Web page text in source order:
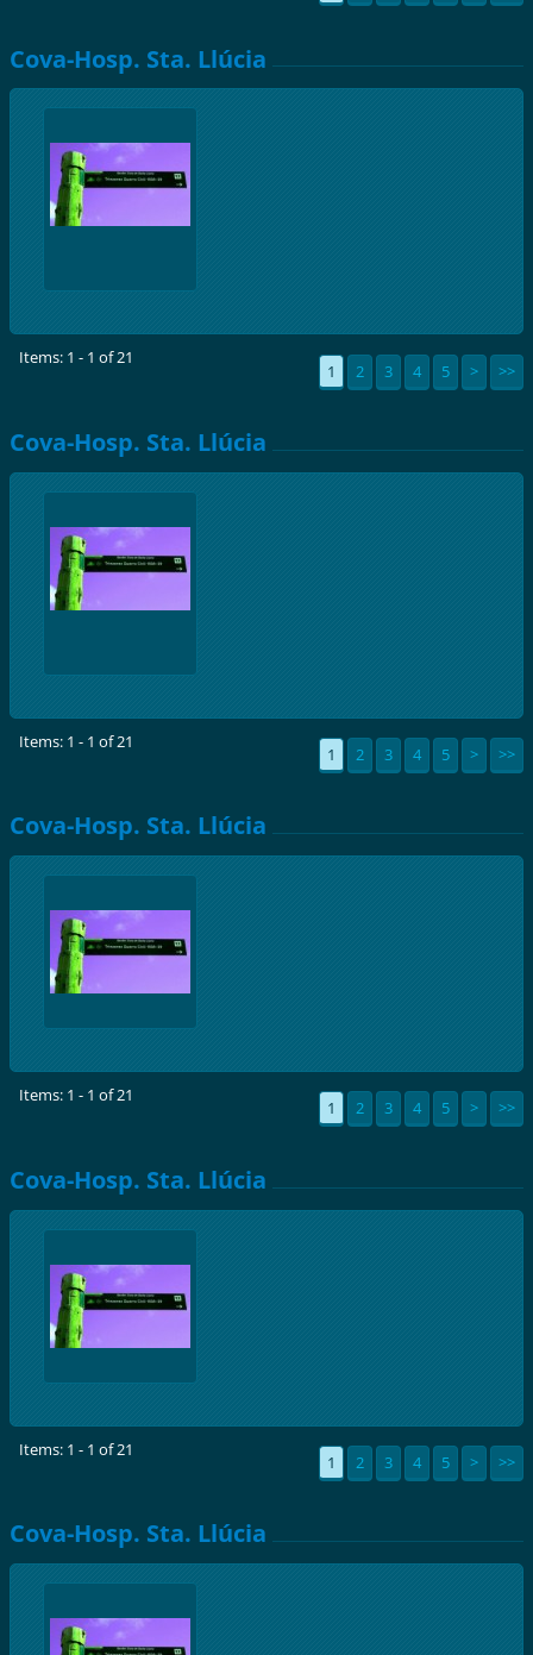
Cova-Hosp. Sta. Llúcia
Items: 1 - 1 of 21
1 2 3 4 5 > >>
Cova-Hosp. Sta. Llúcia
Items: 1 - 1 of 21
1 2 3 4 5 > >>
Cova-Hosp. Sta. Llúcia
Items: 1 - 1 of 21
1 2 3 4 5 > >>
Cova-Hosp. Sta. Llúcia
Items: 1 - 1 of 21
1 2 3 4 5 > >>
Cova-Hosp. Sta. Llúcia